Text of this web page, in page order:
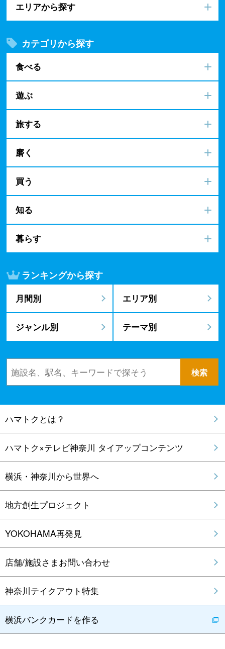
エリアから探す
カテゴリから探す
食べる
遊ぶ
旅する
磨く
買う
知る
暮らす
ランキングから探す
月間別 エリア別
ジャンル別 テーマ別
ハマトクとは？
ハマトク×テレビ神奈川 タイアップコンテンツ
横浜・神奈川から世界へ
地方創生プロジェクト
YOKOHAMA再発見
店舗/施設さまお問い合わせ
神奈川テイクアウト特集
横浜バンクカードを作る